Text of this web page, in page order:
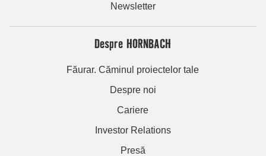
Newsletter
Despre HORNBACH
Făurar. Căminul proiectelor tale
Despre noi
Cariere
Investor Relations
Presă